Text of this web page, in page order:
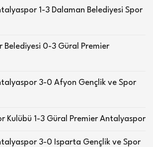
1-3 Dalaman Belediyesi Spor
Belediyesi 0-3 Güral Premier
3-0 Afyon Gençlik ve Spor
Kulübü 1-3 Güral Premier Antalyaspor
3-0 Isparta Gençlik ve Spor